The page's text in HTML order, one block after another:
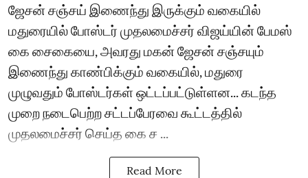
ஜேசன் சஞ்சய் இணைந்து இருக்கும் வகையில்
மதுரையில் போஸ்டர் முதலமைச்சர் விஜய்யின் பேமஸ்
கை சைகையை, அவரது மகன் ஜேசன் சஞ்சயும்
இணைந்து காண்பிக்கும் வகையில், மதுரை
முழுவதும் போஸ்டர்கள் ஒட்டப்பட்டுள்ளன... கடந்த
முறை நடைபெற்ற சட்டப்பேரவை கூட்டத்தில்
முதலமைச்சர் செய்த கை ச ...
Read More